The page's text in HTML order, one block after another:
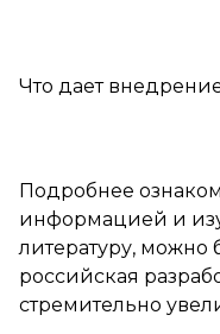
Что дает
Подробнее
информацией и
литературу, можно
российская
стремительно